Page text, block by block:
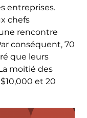
entreprises.
chefs
rencontre
conséquent, 70
que leurs
moitié des
et 20